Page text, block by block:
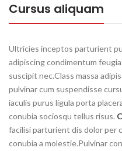
Cursus aliquam
Ultricies inceptos parturient
adipiscing condimentum
suscipit nec.Class massa
pulvinar cum suspendisse
iaculis purus ligula porta
conubia sociosqu tellus risus.
facilisi parturient dis dolor per
conubia a molestie.Pulvinar